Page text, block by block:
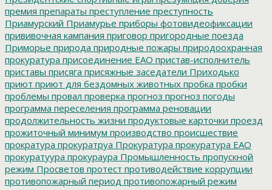
премия препараты преступление преступность
Приамурский Приамурье приборы фотовидеофиксации
прививочная кампания приговор пригородные поезда
Приморье природа природные пожары природоохранная
прокуратура присоединение ЕАО пристав-исполнитель
приставы присяга присяжные заседатели Приходько
приют приют для бездомных животных пробка пробки
проблемы провал проверка прогноз прогноз погоды
программа переселения программа реновации
продолжительность жизни продуктовые карточки проезд
прожиточный минимум производство происшествие
прократура прокуратруа Прокуратура прокуратура ЕАО
прокуратуура прокураура Промышленность пропускной
режим Просветов протест противодействие коррупции
противопожарный период противопожарный режим